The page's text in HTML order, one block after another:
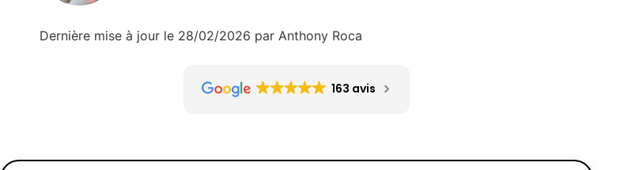
Dernière mise à jour le 28/02/2026 par Anthony Roca
163 avis